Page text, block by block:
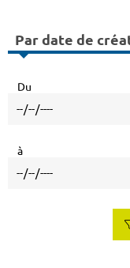
Par date de
Du
à